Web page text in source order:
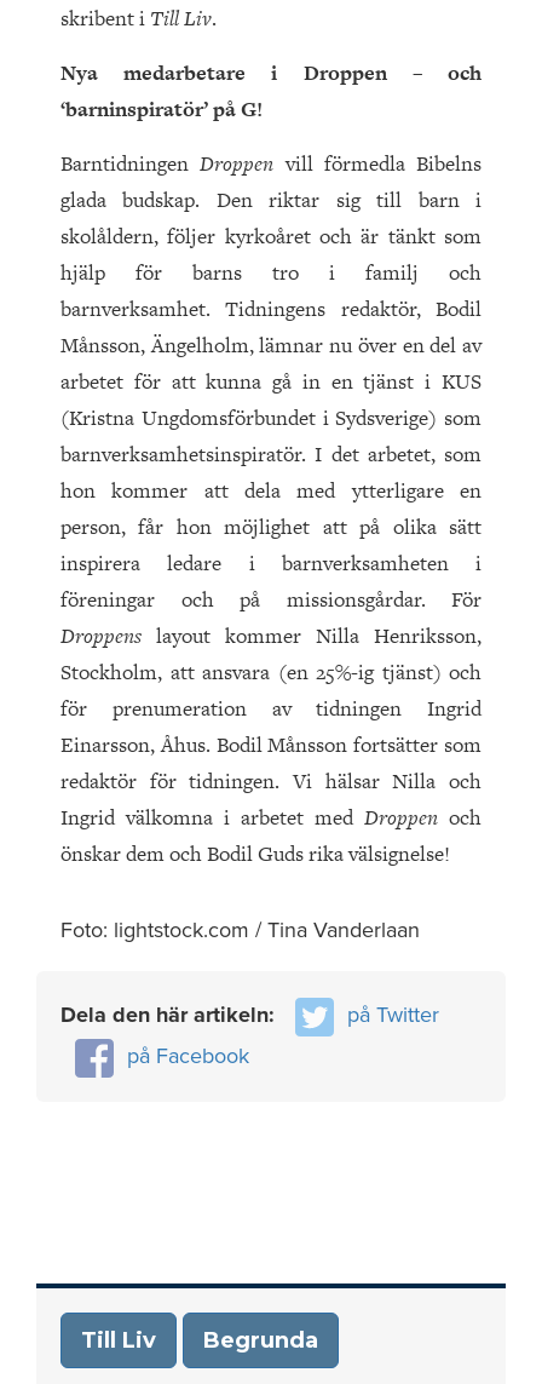
skribent i Till Liv.
Nya medarbetare i Droppen – och
‘barninspiratör’ på G!
BarntidningenDroppenvill förmedla Bibelns
glada budskap. Den riktar sig till barn i
skolåldern, följer kyrkoåret och är tänkt som
hjälp för barns tro i familj och
barnverksamhet. Tidningens redaktör, Bodil
Månsson, Ängelholm, lämnar nu över en del av
arbetet för att kunna gå in en tjänst i KUS
(Kristna Ungdomsförbundet i Sydsverige) som
barnverksamhetsinspiratör. I det arbetet, som
hon kommer att dela med ytterligare en
person, får hon möjlighet att på olika sätt
inspirera ledare i barnverksamheten i
föreningar och på missionsgårdar. För
Droppens layout kommer Nilla Henriksson,
Stockholm, att ansvara (en 25%-ig tjänst) och
för prenumeration av tidningen Ingrid
Einarsson, Åhus. Bodil Månsson fortsätter som
redaktör för tidningen. Vi hälsar Nilla och
Ingrid välkomna i arbetet med Droppen och
önskar dem och Bodil Guds rika välsignelse!
Foto: lightstock.com / Tina Vanderlaan
Dela den här artikeln:
på Twitter
på Facebook
Till Liv Begrunda